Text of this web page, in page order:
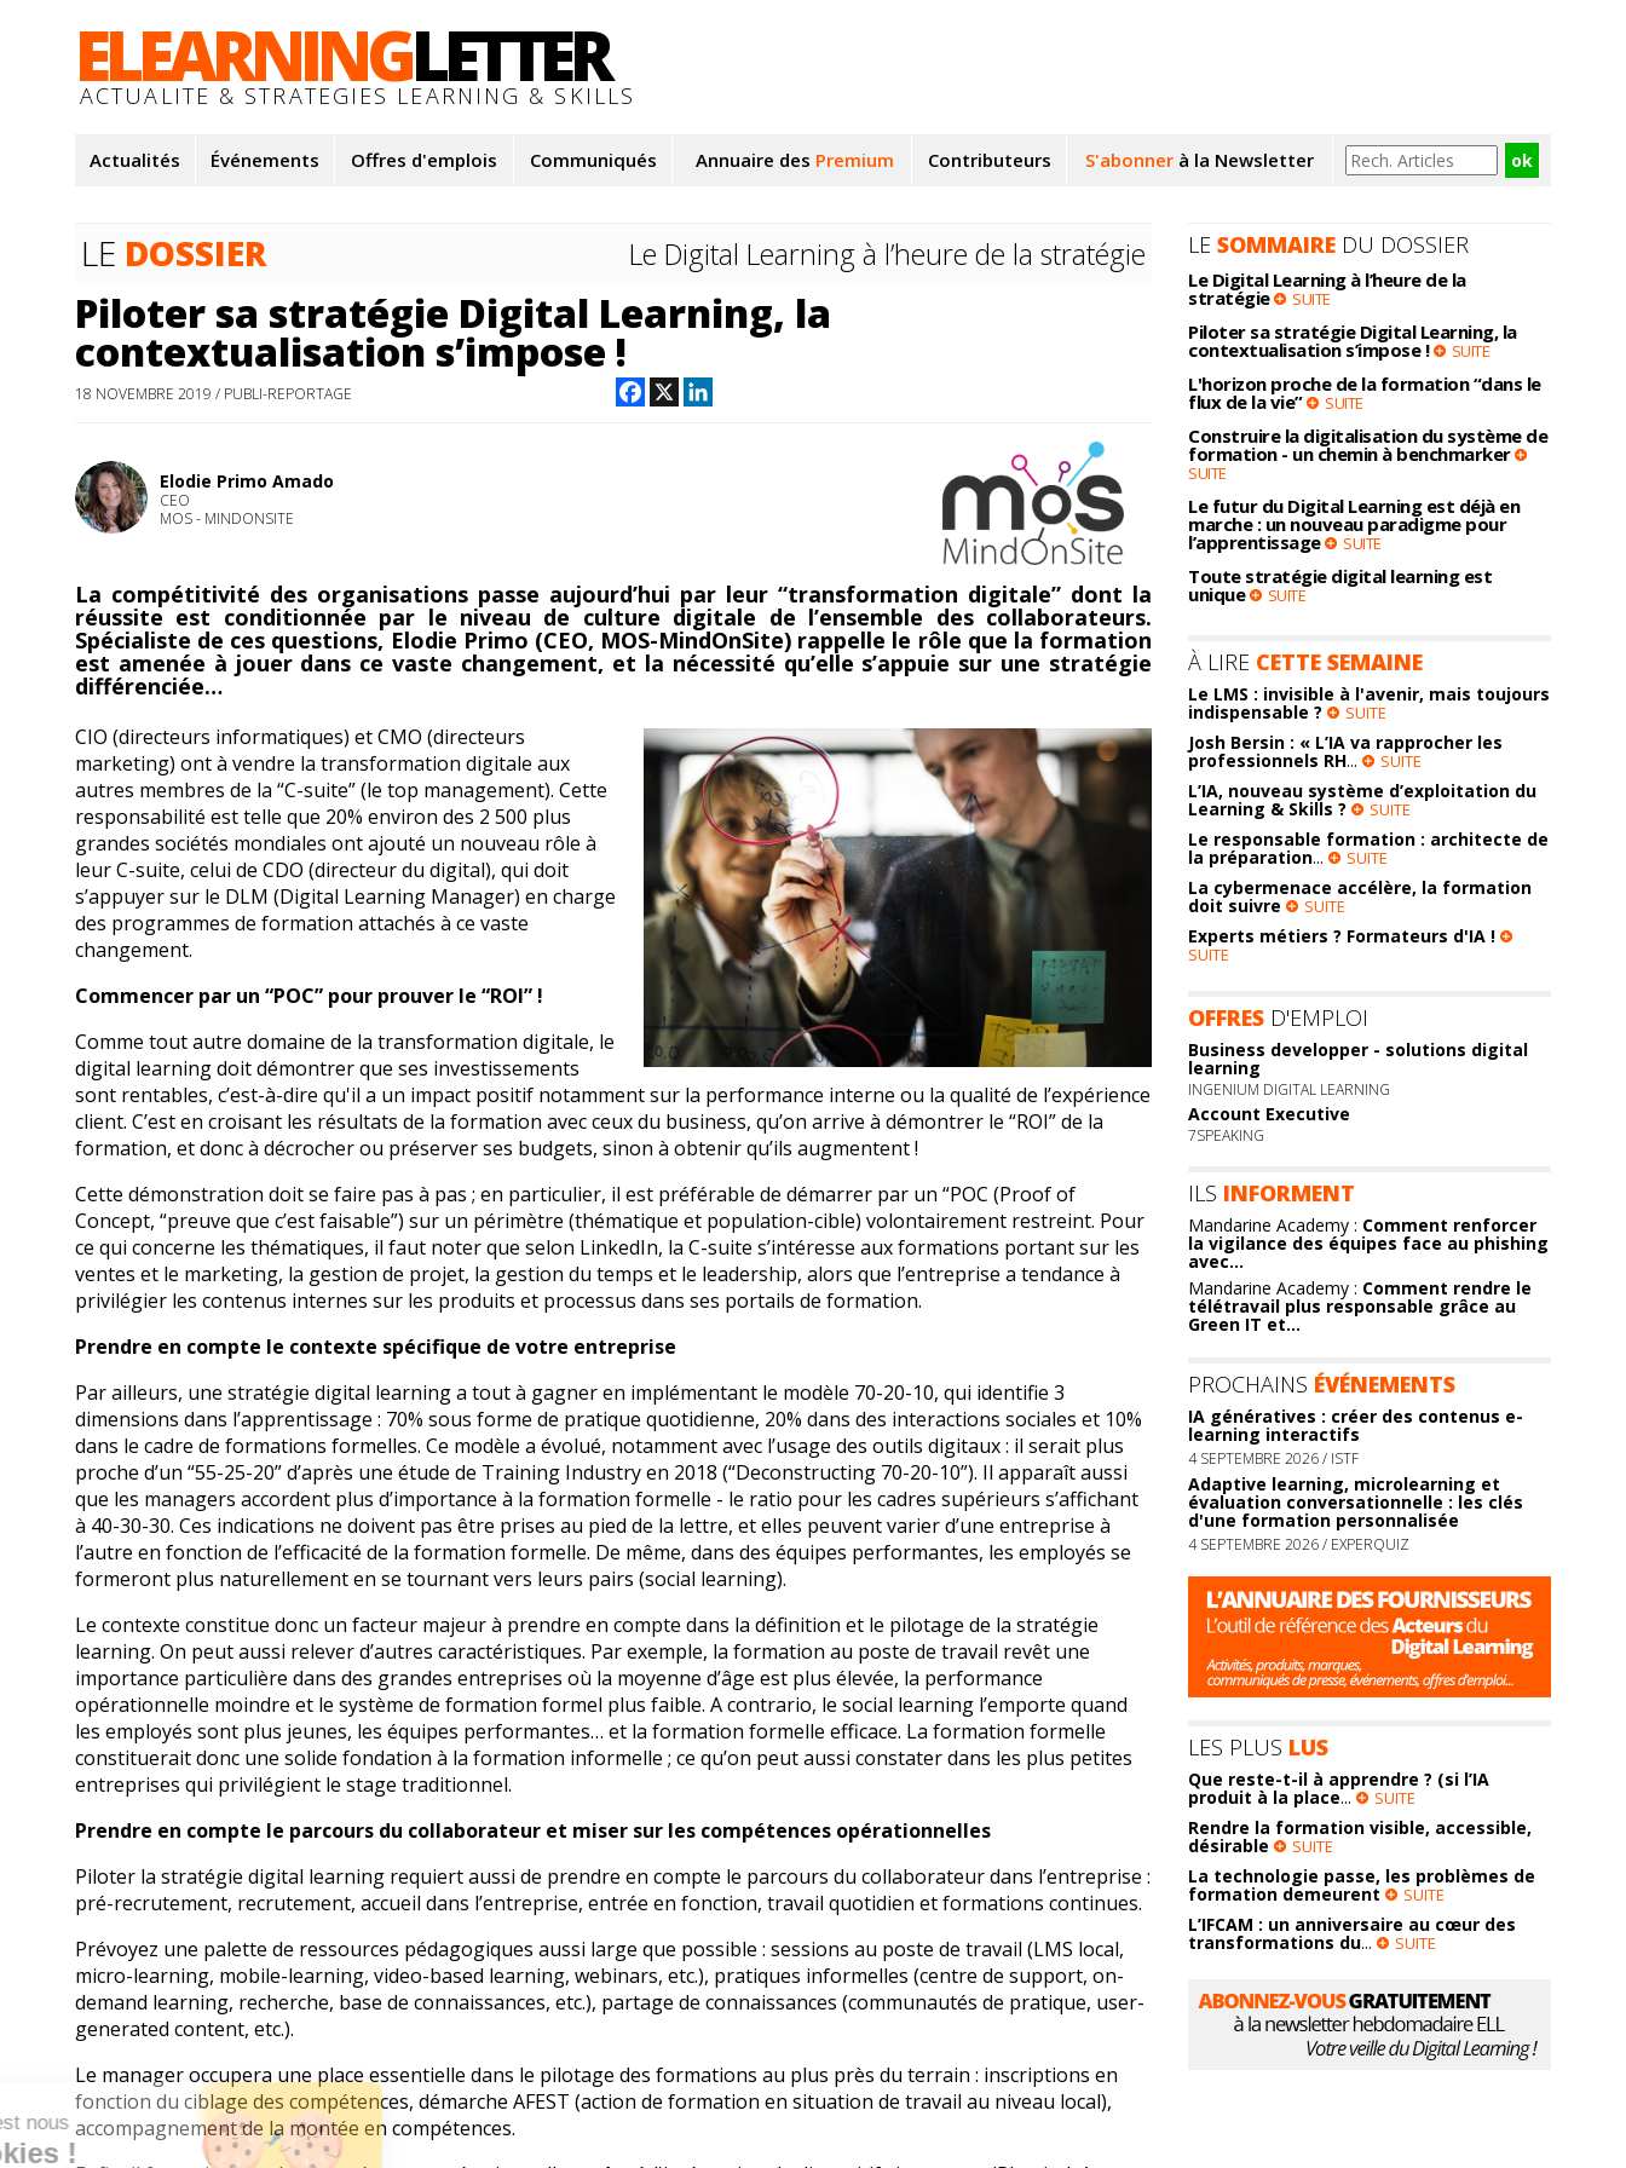
Bonjour, c'est nous
les Cookies !
ELEARNINGLETTER
ACTUALITE & STRATEGIES LEARNING & SKILLS
Actualités Événements Offres d'emplois Communiqués Annuaire des Premium Contributeurs S'abonner à la Newsletter
LE DOSSIER Le Digital Learning à l’heure de la stratégie
Piloter sa stratégie Digital Learning, la
contextualisation s’impose !
18 NOVEMBRE 2019 / PUBLI-REPORTAGE Facebook
Elodie Primo Amado
CEO
MOS - MINDONSITE
La compétitivité des organisations passe aujourd’hui par leur “transformation digitale” dont la
réussite est conditionnée par le niveau de culture digitale de l’ensemble des collaborateurs.
Spécialiste de ces questions, Elodie Primo (CEO, MOS-MindOnSite) rappelle le rôle que la formation
est amenée à jouer dans ce vaste changement, et la nécessité qu’elle s’appuie sur une stratégie
différenciée
CIO (directeurs informatiques) et CMO (directeurs
marketing) ont à vendre la transformation digitale aux
autres membres de la “C-suite” (le top management). Cette
responsabilité est telle que 20% environ des 2 500 plus
grandes sociétés mondiales ont ajouté un nouveau rôle à
leur C-suite, celui de CDO (directeur du digital), qui doit
s’appuyer sur le DLM (Digital Learning Manager) en charge
des programmes de formation attachés à ce vaste
changement.
Commencer par un “POC” pour prouver le “ROI” !
Comme tout autre domaine de la transformation digitale, le
digital learning doit démontrer que ses investissements
sont rentables, c’est-à-dire qu'il a un impact positif notamment sur la performance interne ou la qualité de l’expérience
client. C’est en croisant les résultats de la formation avec ceux du business, qu’on arrive à démontrer le “ROI” de la
formation, et donc à décrocher ou préserver ses budgets, sinon à obtenir qu’ils augmentent !
Cette démonstration doit se faire pas à pas ; en particulier, il est préférable de démarrer par un “POC (Proof of
Concept, “preuve que c’est faisable”) sur un périmètre (thématique et population-cible) volontairement restreint. Pour
ce qui concerne les thématiques, il faut noter que selon LinkedIn, la C-suite s’intéresse aux formations portant sur les
ventes et le marketing, la gestion de projet, la gestion du temps et le leadership, alors que l’entreprise a tendance à
privilégier les contenus internes sur les produits et processus dans ses portails de formation.
Prendre en compte le contexte spécifique de votre entreprise
Par ailleurs, une stratégie digital learning a tout à gagner en implémentant le modèle 70-20-10, qui identifie 3
dimensions dans l’apprentissage : 70% sous forme de pratique quotidienne, 20% dans des interactions sociales et 10%
dans le cadre de formations formelles. Ce modèle a évolué, notamment avec l’usage des outils digitaux : il serait plus
proche d’un “55-25-20” d’après une étude de Training Industry en 2018 (“Deconstructing 70-20-10”). Il apparaît aussi
que les managers accordent plus d’importance à la formation formelle - le ratio pour les cadres supérieurs s’affichant
à 40-30-30. Ces indications ne doivent pas être prises au pied de la lettre, et elles peuvent varier d’une entreprise à
l’autre en fonction de l’efficacité de la formation formelle. De même, dans des équipes performantes, les employés se
formeront plus naturellement en se tournant vers leurs pairs (social learning).
Le contexte constitue donc un facteur majeur à prendre en compte dans la définition et le pilotage de la stratégie
learning. On peut aussi relever d’autres caractéristiques. Par exemple, la formation au poste de travail revêt une
importance particulière dans des grandes entreprises où la moyenne d’âge est plus élevée, la performance
opérationnelle moindre et le système de formation formel plus faible. A contrario, le social learning l’emporte quand
les employés sont plus jeunes, les équipes performantes… et la formation formelle efficace. La formation formelle
constituerait donc une solide fondation à la formation informelle ; ce qu’on peut aussi constater dans les plus petites
entreprises qui privilégient le stage traditionnel.
Prendre en compte le parcours du collaborateur et miser sur les compétences opérationnelles
Piloter la stratégie digital learning requiert aussi de prendre en compte le parcours du collaborateur dans l’entreprise :
pré-recrutement, recrutement, accueil dans l’entreprise, entrée en fonction, travail quotidien et formations continues.
Prévoyez une palette de ressources pédagogiques aussi large que possible : sessions au poste de travail (LMS local,
micro-learning, mobile-learning, video-based learning, webinars, etc.), pratiques informelles (centre de support, on-
demand learning, recherche, base de connaissances, etc.), partage de connaissances (communautés de pratique, user-
generated content, etc.).
Le manager occupera une place essentielle dans le pilotage des formations au plus près du terrain : inscriptions en
fonction du ciblage des compétences, démarche AFEST (action de formation en situation de travail au niveau local),
accompagnement de la montée en compétences.
LE SOMMAIRE DU DOSSIER
Le Digital Learning à l’heure de la
stratégie SUITE
Piloter sa stratégie Digital Learning, la
contextualisation s’impose ! SUITE
L'horizon proche de la formation “dans le
flux de la vie” SUITE
Construire la digitalisation du système de
formation - un chemin à benchmarker
SUITE
Le futur du Digital Learning est déjà en
marche : un nouveau paradigme pour
l’apprentissage SUITE
Toute stratégie digital learning est
unique SUITE
À LIRE CETTE SEMAINE
Le LMS : invisible à l'avenir, mais toujours
indispensable ? SUITE
Josh Bersin : « L’IA va rapprocher les
professionnels RH... SUITE
L’IA, nouveau système d’exploitation du
Learning & Skills ? SUITE
Le responsable formation : architecte de
la préparation... SUITE
La cybermenace accélère, la formation
doit suivre SUITE
Experts métiers ? Formateurs d'IA !
SUITE
OFFRES D'EMPLOI
Business developper - solutions digital
learning
INGENIUM DIGITAL LEARNING
Account Executive
7SPEAKING
ILS INFORMENT
Mandarine Academy : Comment renforcer
la vigilance des équipes face au phishing
avec...
Mandarine Academy : Comment rendre le
télétravail plus responsable grâce au
Green IT et...
PROCHAINS ÉVÉNEMENTS
IA génératives : créer des contenus e-
learning interactifs
4 SEPTEMBRE 2026 / ISTF
Adaptive learning, microlearning et
évaluation conversationnelle : les clés
d'une formation personnalisée
4 SEPTEMBRE 2026 / EXPERQUIZ
LES PLUS LUS
Que reste-t-il à apprendre ? (si l’IA
produit à la place... SUITE
Rendre la formation visible, accessible,
désirable SUITE
La technologie passe, les problèmes de
formation demeurent SUITE
L’IFCAM : un anniversaire au cœur des
transformations du... SUITE